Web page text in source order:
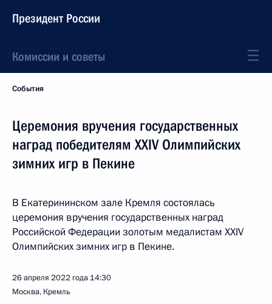
Президент России
Комиссии и советы
События
Церемония вручения государственных
наград победителям XXIV Олимпийских
зимних игр в Пекине
В Екатерининском зале Кремля состоялась
церемония вручения государственных наград
Российской Федерации золотым медалистам XXIV
Олимпийских зимних игр в Пекине.
26 апреля 2022 года 14:30
Москва, Кремль